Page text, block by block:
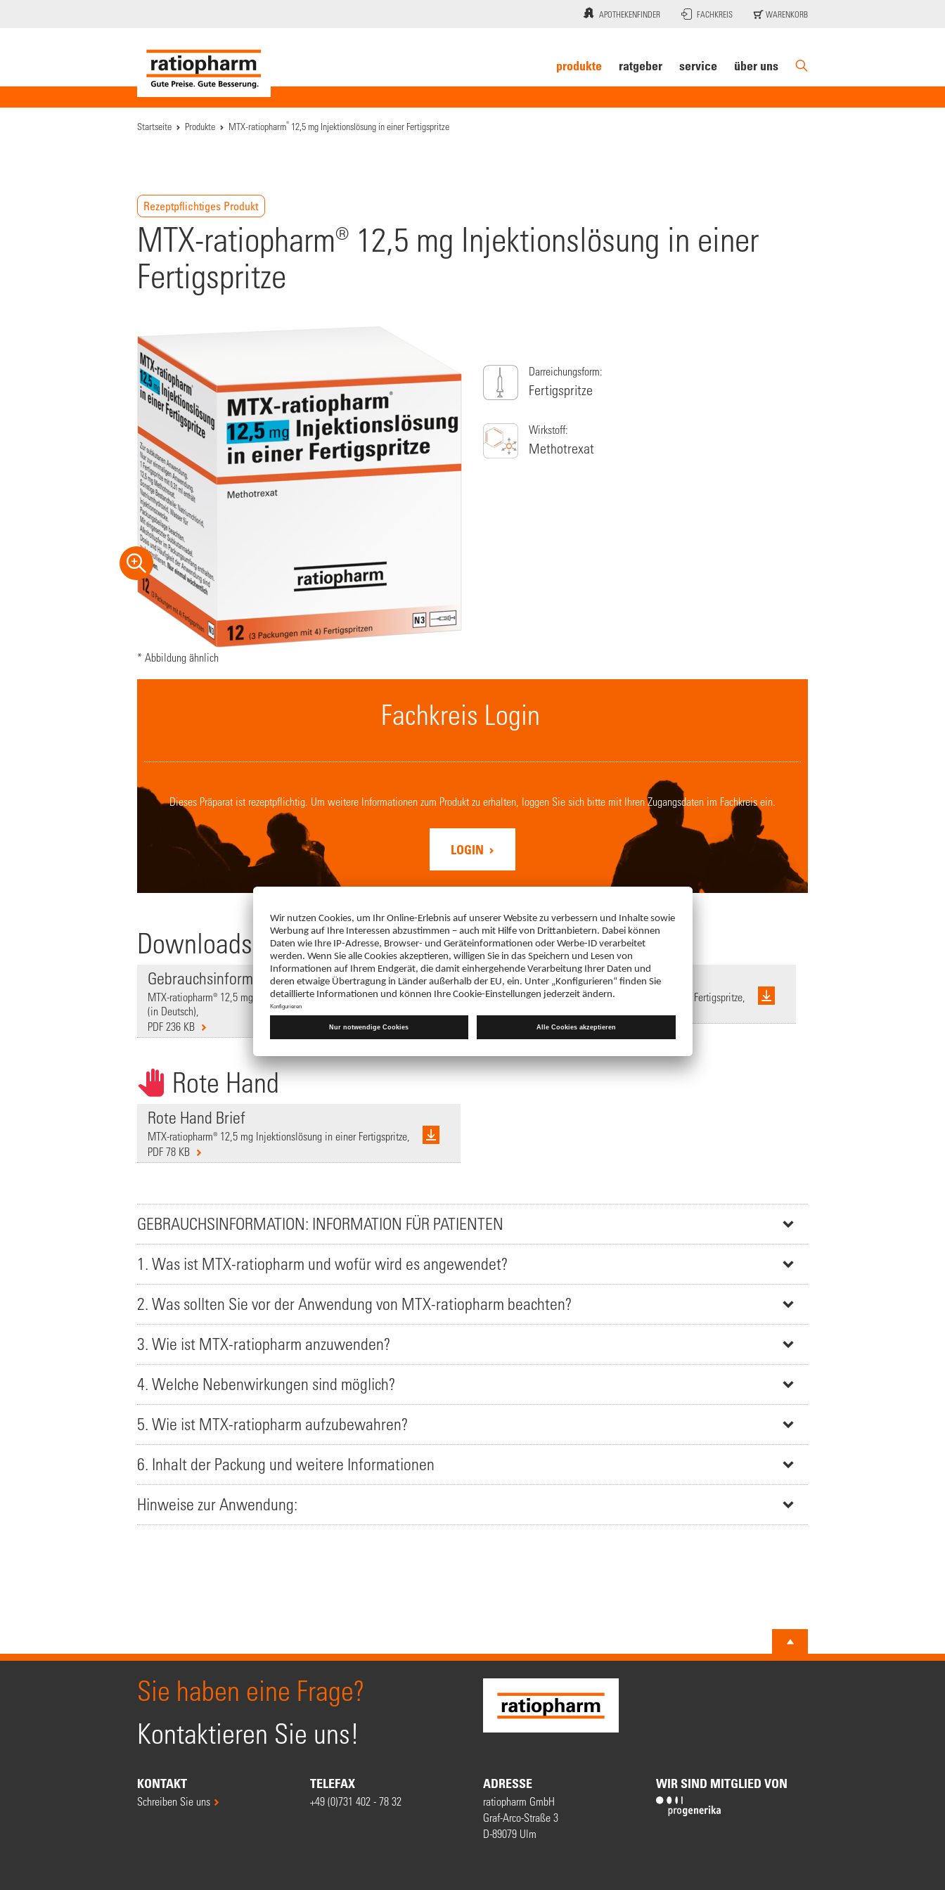
APOTHEKENFINDER FACHKREIS WARENKORB
produkte ratgeber service über uns
Startseite Produkte MTX-ratiopharm®12,5 mg Injektionslösung in einer Fertigspritze
Rezeptpflichtiges Produkt
MTX-ratiopharm® 12,5 mg Injektionslösung in einer
Fertigspritze
* Abbildung ähnlich
Darreichungsform:
Fertigspritze
Wirkstoff:
Methotrexat
Fachkreis Login
Dieses Präparat ist rezeptpflichtig. Um weitere Informationen zum Produkt zu erhalten, loggen Sie sich bitte mit Ihren Zugangsdaten im Fachkreis ein.
LOGIN
Downloads
Gebrauchsinformation
MTX-ratiopharm® 12,5 mg Injektionslösung in einer Fertigspritze
(in Deutsch),
PDF 236 KB
Fachinformation
MTX-ratiopharm® 12,5 mg Injektionslösung in einer Fertigspritze,
PDF 170 KB
Rote Hand
Rote Hand Brief
MTX-ratiopharm® 12,5 mg Injektionslösung in einer Fertigspritze,
PDF 78 KB
GEBRAUCHSINFORMATION: INFORMATION FÜR PATIENTEN
1. Was ist MTX-ratiopharm und wofür wird es angewendet?
2. Was sollten Sie vor der Anwendung von MTX-ratiopharm beachten?
3. Wie ist MTX-ratiopharm anzuwenden?
4. Welche Nebenwirkungen sind möglich?
5. Wie ist MTX-ratiopharm aufzubewahren?
6. Inhalt der Packung und weitere Informationen
Hinweise zur Anwendung:
Sie haben eine Frage?
Kontaktieren Sie uns!
KONTAKT
Schreiben Sie uns
TELEFAX
+49 (0)731 402 - 78 32
ADRESSE
ratiopharm GmbH
Graf-Arco-Straße 3
D-89079 Ulm
WIR SIND MITGLIED VON